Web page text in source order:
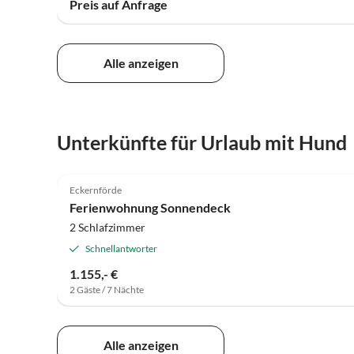
Preis auf Anfrage
Alle anzeigen
Unterkünfte für Urlaub mit Hund
Eckernförde
Ferienwohnung Sonnendeck
2 Schlafzimmer
Schnellantworter
1.155,- €
2 Gäste / 7 Nächte
Alle anzeigen